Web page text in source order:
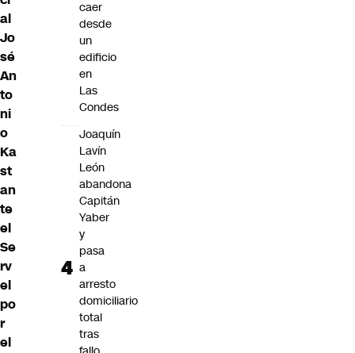
al
Jo
sé
An
to
ni
o
Ka
st
an
te
el
Se
rv
el
po
r
el
caer
desde
un
edificio
en
Las
Condes
Joaquín
Lavín
León
abandona
Capitán
Yaber
y
pasa
a
arresto
domiciliario
total
tras